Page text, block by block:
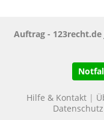
Auftrag -
Hilfe & Kontakt |
Datenschutz